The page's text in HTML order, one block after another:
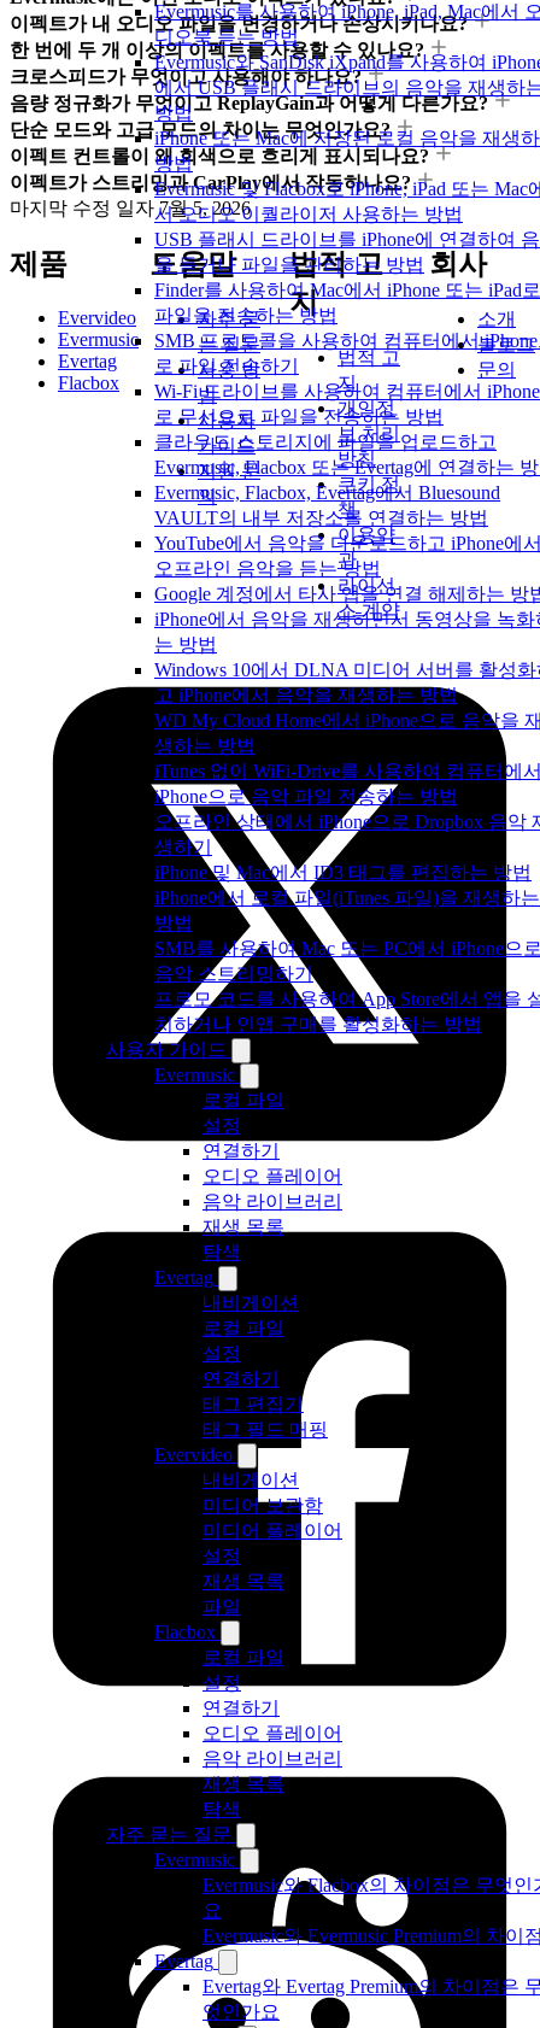
Evermusic를 사용하여 iPhone, iPad, Mac에서
디오북 듣는 방법
Evermusic와 SanDisk iXpand를 사용하여
에서 USB 플래시 드라이브의 음악을 재생하
방법
iPhone 또는 Mac에 저장된 로컬 음악을 재생
방법
Evermusic 및 Flacbox로 iPhone, iPad 또는 Mac
서 오디오 이퀄라이저 사용하는 방법
USB 플래시 드라이브를 iPhone에 연결하여
을 듣거나 파일을 관리하는 방법
Finder를 사용하여 Mac에서 iPhone 또는 iPad로
파일을 전송하는 방법
SMB 프로토콜을 사용하여 컴퓨터에서
로 파일 전송하기
Wi-Fi 드라이브를 사용하여 컴퓨터에서
로 무선으로 파일을 전송하는 방법
클라우드 스토리지에 파일을 업로드하고
Evermusic, Flacbox 또는 Evertag에 연결하는
Evermusic, Flacbox, Evertag에서 Bluesound
VAULT의 내부 저장소를 연결하는 방법
YouTube에서 음악을 다운로드하고 iPhone에
오프라인 음악을 듣는 방법
Google 계정에서 타사 앱을 연결 해제하는 방
iPhone에서 음악을 재생하면서 동영상을 녹화
는 방법
Windows 10에서 DLNA 미디어 서버를 활성
고 iPhone에서 음악을 재생하는 방법
WD My Cloud Home에서 iPhone으로 음악을
생하는 방법
iTunes 없이 WiFi-Drive를 사용하여 컴퓨터에
iPhone으로 음악 파일 전송하는 방법
오프라인 상태에서 iPhone으로 Dropbox 음악
생하기
iPhone 및 Mac에서 ID3 태그를 편집하는 방법
iPhone에서 로컬 파일(iTunes 파일)을 재생하는
방법
SMB를 사용하여 Mac 또는 PC에서 iPhone으
음악 스트리밍하기
프로모 코드를 사용하여 App Store에서 앱을
치하거나 인앱 구매를 활성화하는 방법
사용자 가이드
Evermusic
로컬 파일
설정
연결하기
오디오 플레이어
음악 라이브러리
재생 목록
탐색
Evertag
내비게이션
로컬 파일
설정
연결하기
태그 편집기
태그 필드 매핑
Evervideo
내비게이션
미디어 보관함
미디어 플레이어
설정
재생 목록
파일
Flacbox
로컬 파일
설정
연결하기
오디오 플레이어
음악 라이브러리
재생 목록
탐색
자주 묻는 질문
Evermusic
Evermusic와 Flacbox의 차이점은 무엇인
요
Evermusic와 Evermusic Premium의 차이
Evertag
Evertag와 Evertag Premium의 차이점은
엇인가요
이펙트가 내 오디오 파일을 변경하거나 손상시키나요?
한 번에 두 개 이상의 이펙트를 사용할 수 있나요?
크로스피드가 무엇이고 사용해야 하나요?
음량 정규화가 무엇이고 ReplayGain과 어떻게 다른가요?
단순 모드와 고급 모드의 차이는 무엇인가요?
이펙트 컨트롤이 왜 회색으로 흐리게 표시되나요?
이펙트가 스트리밍과 CarPlay에서 작동하나요?
마지막 수정 일자 7월 5, 2026
제품
Evervideo
Evermusic
Evertag
Flacbox
도움말
자주 묻
는 질문
사용 방
법
사용자
가이드
지원 문
의
법적 고
지
법적 고
지
개인정
보 처리
방침
쿠키 정
책
이용약
관
라이선
스 계약
회사
소개
블로그
문의